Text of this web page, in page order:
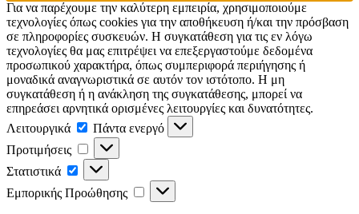
Για να παρέχουμε την καλύτερη εμπειρία, χρησιμοποιούμε
τεχνολογίες όπως cookies για την αποθήκευση ή/και την πρόσβαση
σε πληροφορίες συσκευών. Η συγκατάθεση για τις εν λόγω
τεχνολογίες θα μας επιτρέψει να επεξεργαστούμε δεδομένα
προσωπικού χαρακτήρα, όπως συμπεριφορά περιήγησης ή
μοναδικά αναγνωριστικά σε αυτόν τον ιστότοπο. Η μη
συγκατάθεση ή η ανάκληση της συγκατάθεσης, μπορεί να
επηρεάσει αρνητικά ορισμένες λειτουργίες και δυνατότητες.
Λειτουργικά
Λειτουργικά
Πάντα ενεργό
Προτιμήσεις
Προτιμήσεις
Στατιστικά Στατιστικά
Εμπορικής Προώθησης
Εμπορικής
Προώθησης